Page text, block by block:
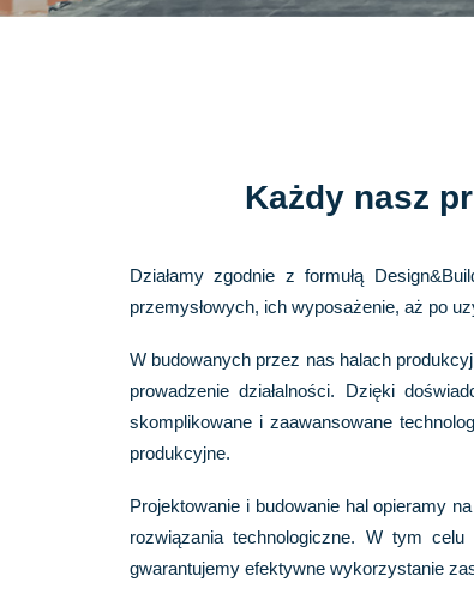
Każdy nasz
Działamy zgodnie z formułą
przemysłowych, ich wyposażenie, aż po
W budowanych przez nas halach
prowadzenie działalności. Dzięki
skomplikowane i zaawansowane
produkcyjne.
Projektowanie i budowanie hal opieramy
rozwiązania technologiczne. W tym
gwarantujemy efektywne wykorzystanie